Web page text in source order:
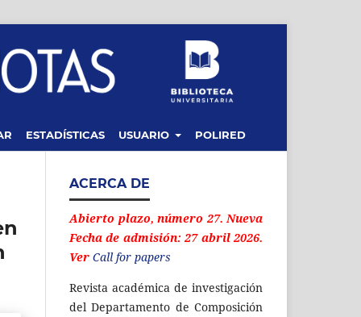
ESTADÍSTICAS USUARIO POLIRED
ACERCA DE
Abierto plazo, número 27. Nueva
Fecha de admisión: 27 abril 2026.
Ver Call for papers
Revista académica de investigación
del Departamento de Composición